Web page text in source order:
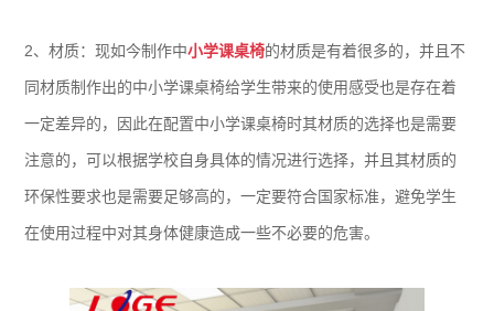
2、材质：现如今制作中小学课桌椅的材质是有着很多的，并且不
同材质制作出的中小学课桌椅给学生带来的使用感受也是存在着
一定差异的，因此在配置中小学课桌椅时其材质的选择也是需要
注意的，可以根据学校自身具体的情况进行选择，并且其材质的
环保性要求也是需要足够高的，一定要符合国家标准，避免学生
在使用过程中对其身体健康造成一些不必要的危害。